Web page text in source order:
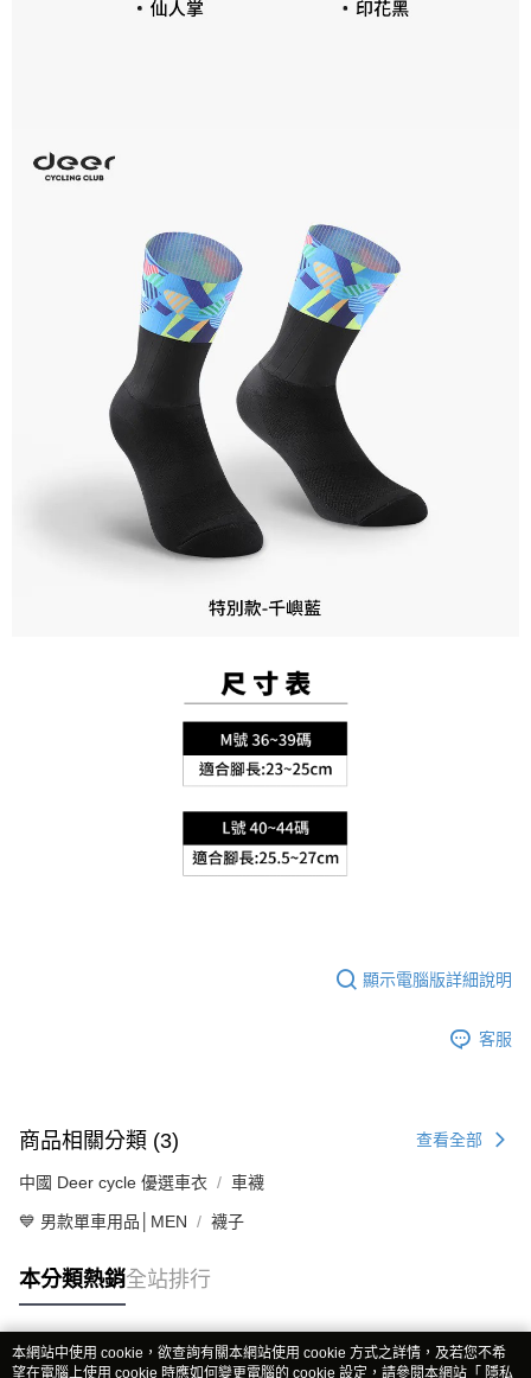
顯示電腦版詳細說明
客服
商品相關分類 (3) 查看全部
中國 Deer cycle 優選車衣 車襪
💙 男款單車用品│MEN 襪子
本分類熱銷全站排行
熱門標籤
本網站中使用 cookie，欲查詢有關本網站使用 cookie 方式之詳情，及若您不希
望在電腦上使用 cookie 時應如何變更電腦的 cookie 設定，請參閱本網站「 隱私